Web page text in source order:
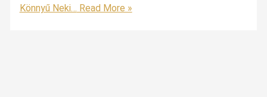
Könnyű Neki… Read More »